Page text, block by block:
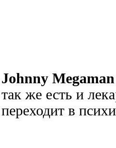
Johnny Megaman
так же есть и
переходит в